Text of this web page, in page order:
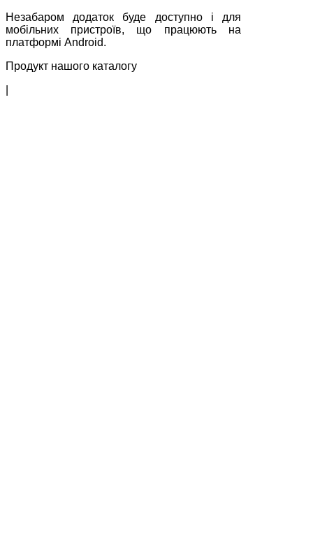
Незабаром додаток буде доступно і для
мобільних пристроїв, що працюють на
платформі Android.
Продукт нашого каталогу